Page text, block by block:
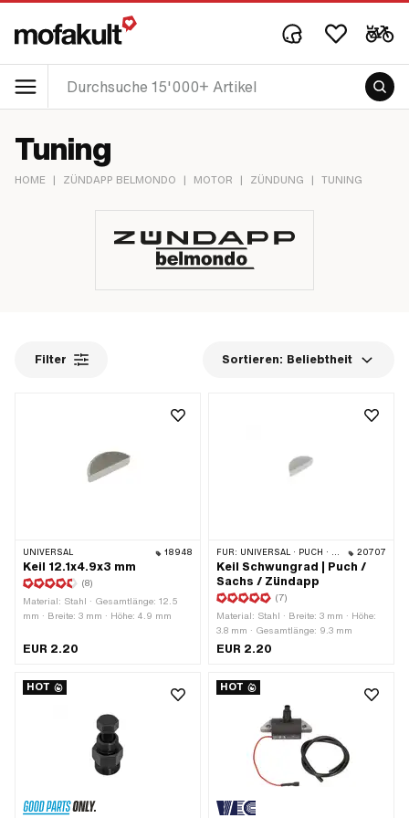
Tuning
HOME | ZÜNDAPP BELMONDO | MOTOR | ZÜNDUNG | TUNING
Filter Sortieren: Beliebtheit
UNIVERSAL 18948
Keil 12.1x4.9x3 mm
(8)
Material: Stahl · Gesamtlänge: 12.5
mm · Breite: 3 mm · Höhe: 4.9 mm
EUR 2.20
FÜR: UNIVERSAL · PUCH · SACHS · ZÜNDAPP BELMONDO · HERCULES · ZÜNDAPP 20707
Keil Schwungrad | Puch /
Sachs / Zündapp
(7)
Material: Stahl · Breite: 3 mm · Höhe:
3.8 mm · Gesamtlänge: 9.3 mm
EUR 2.20
HOT HOT